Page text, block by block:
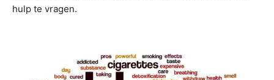
hulp te vragen.